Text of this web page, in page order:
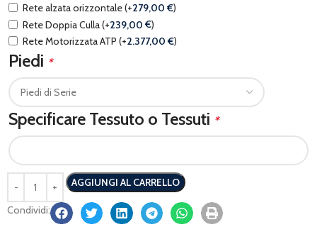
Rete alzata orizzontale(+279,00€)
Rete Doppia Culla(+239,00€)
Rete Motorizzata ATP (+2.377,00€)
Piedi *
Specificare Tessuto o Tessuti *
AGGIUNGI AL CARRELLO
Condividi: